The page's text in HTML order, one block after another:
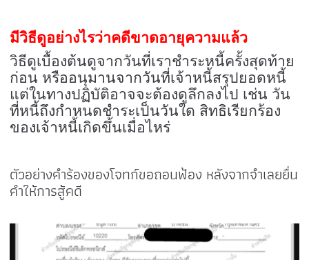
มีวิธีดูอย่างไรว่าคดีขาดอายุความแล้ว
วิธีดูเบื้องต้นดูจากวันที่เราชำระหนี้ครั้งสุดท้าย
ก่อน หรืออนุมานจากวันที่เจ้าหนี้สรุปยอดหนี้
แต่ในทางปฏิบัติอาจจะต้องดูลึกลงไป เช่น วัน
ที่หนี้ถึงกำหนดชำระเป็นวันใด สิทธิเรียกร้อง
ของเจ้าหนี้เกิดขึ้นเมื่อไหร่
ตัวอย่างคำร้องของโจทก์ขอถอนฟ้อง หลังจากจำเลยยื่น
คำให้การสู้คดี